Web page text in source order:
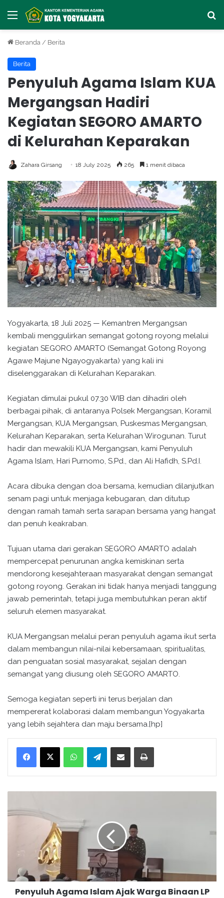
Menu
Beranda / Berita
Berita
Penyuluh Agama Islam KUA
Mergangsan Hadiri
Kegiatan SEGORO AMARTO
di Kelurahan Keparakan
Zahara Girsang 18 July 2025 265 1 menit dibaca
Yogyakarta, 18 Juli 2025 — Kemantren Mergangsan
kembali menggulirkan semangat gotong royong melalui
kegiatan SEGORO AMARTO (Semangat Gotong Royong
Agawe Majune Ngayogyakarta) yang kali ini
diselenggarakan di Kelurahan Keparakan.
Kegiatan dimulai pukul 07.30 WIB dan dihadiri oleh
berbagai pihak, di antaranya Polsek Mergangsan, Koramil
Mergangsan, KUA Mergangsan, Puskesmas Mergangsan,
Kelurahan Keparakan, serta Kelurahan Wirogunan. Turut
hadir dan mewakili KUA Mergangsan, kami Penyuluh
Agama Islam, Hari Purnomo, S.Pd., dan Ali Hafidh, S.Pd.I.
Acara dibuka dengan doa bersama, kemudian dilanjutkan
senam pagi untuk menjaga kebugaran, dan ditutup
dengan ramah tamah serta sarapan bersama yang hangat
dan penuh keakraban.
Tujuan utama dari gerakan SEGORO AMARTO adalah
mempercepat penurunan angka kemiskinan serta
mendorong kesejahteraan masyarakat dengan semangat
gotong royong. Gerakan ini tidak hanya menjadi tanggung
jawab pemerintah, tetapi juga membutuhkan peran aktif
seluruh elemen masyarakat.
KUA Mergangsan melalui peran penyuluh agama ikut serta
dalam membangun nilai-nilai kebersamaan, spiritualitas,
dan penguatan sosial masyarakat, sejalan dengan
semangat yang diusung oleh SEGORO AMARTO.
Semoga kegiatan seperti ini terus berjalan dan
mempererat kolaborasi dalam membangun Yogyakarta
yang lebih sejahtera dan maju bersama.[hp]
WhatsApp Telegram
n
A
Penyuluh Agama Islam Ajak Warga Binaan LP